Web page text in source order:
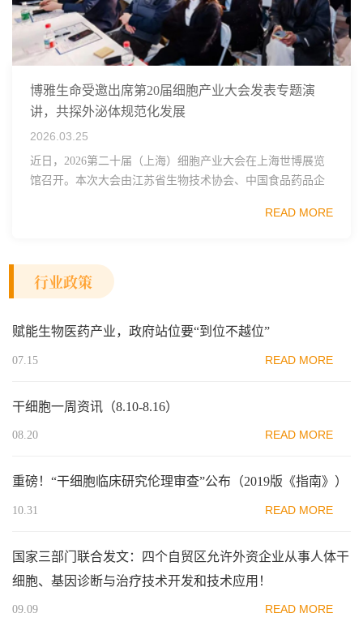
博雅生命受邀出席第20届细胞产业大会发表专题演
讲，共探外泌体规范化发展
2026.03.25
近日，2026第二十届（上海）细胞产业大会在上海世博展览
馆召开。本次大会由江苏省生物技术协会、中国食品药品企
范区生物医药行业协会、瑞士日内瓦长寿科学...
READ MORE
行业政策
赋能生物医药产业，政府站位要“到位不越位”
07.15 READ MORE
干细胞一周资讯（8.10-8.16）
08.20 READ MORE
重磅！“干细胞临床研究伦理审查”公布（2019版《指南》）
10.31 READ MORE
国家三部门联合发文：四个自贸区允许外资企业从事人体干
细胞、基因诊断与治疗技术开发和技术应用！
09.09 READ MORE